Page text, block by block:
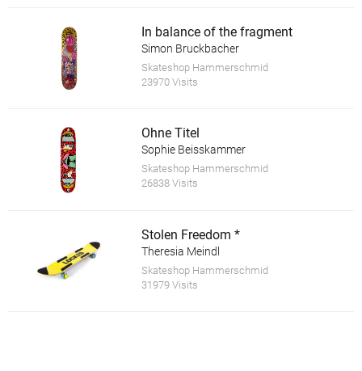
In balance of the fragment
Simon Bruckbacher
Skateshop Hammerschmid
23970 Visits
Ohne Titel
Sophie Beisskammer
Skateshop Hammerschmid
26838 Visits
Stolen Freedom *
Theresia Meindl
Skateshop Hammerschmid
31979 Visits